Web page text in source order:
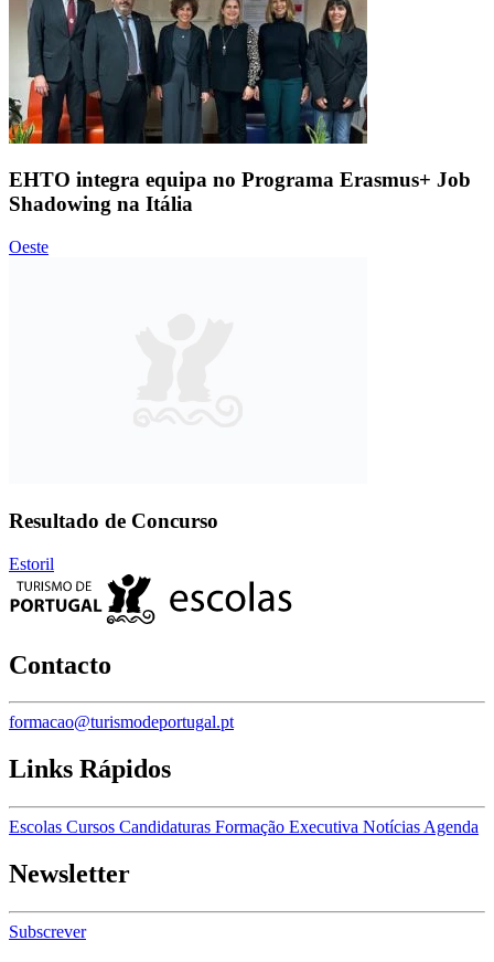
EHTO integra equipa no Programa Erasmus+ Job
Shadowing na Itália
Oeste
Resultado de Concurso
Estoril
Contacto
formacao@turismodeportugal.pt
Links Rápidos
Escolas Cursos Candidaturas Formação Executiva Notícias Agenda
Newsletter
Subscrever